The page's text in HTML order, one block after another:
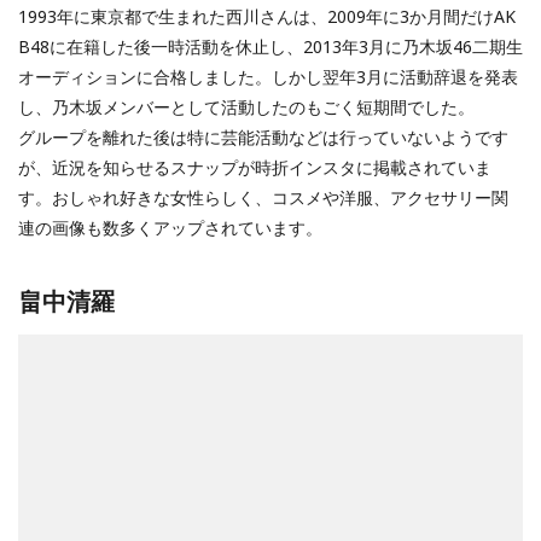
1993年に東京都で生まれた西川さんは、2009年に3か月間だけAK
B48に在籍した後一時活動を休止し、2013年3月に乃木坂46二期生
オーディションに合格しました。しかし翌年3月に活動辞退を発表
し、乃木坂メンバーとして活動したのもごく短期間でした。
グループを離れた後は特に芸能活動などは行っていないようです
が、近況を知らせるスナップが時折インスタに掲載されていま
す。おしゃれ好きな女性らしく、コスメや洋服、アクセサリー関
連の画像も数多くアップされています。
畠中清羅